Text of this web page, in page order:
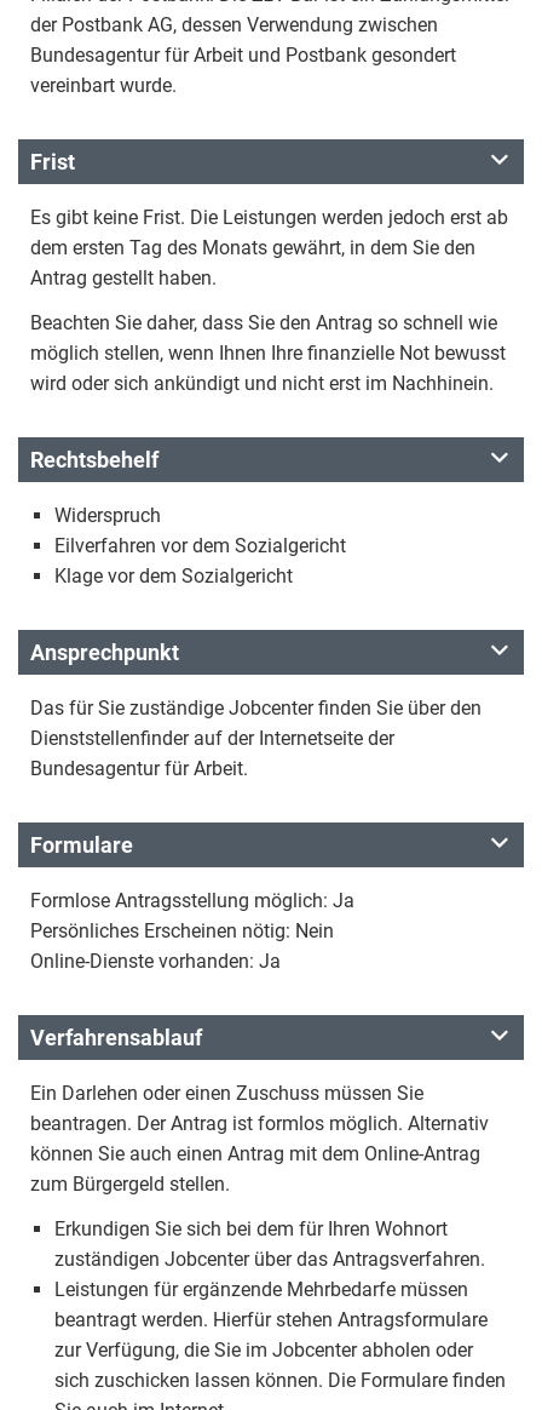
der Postbank AG, dessen Verwendung zwischen
Bundesagentur für Arbeit und Postbank gesondert
vereinbart wurde.
Frist
Es gibt keine Frist. Die Leistungen werden jedoch erst ab
dem ersten Tag des Monats gewährt, in dem Sie den
Antrag gestellt haben.
Beachten Sie daher, dass Sie den Antrag so schnell wie
möglich stellen, wenn Ihnen Ihre finanzielle Not bewusst
wird oder sich ankündigt und nicht erst im Nachhinein.
Rechtsbehelf
Widerspruch
Eilverfahren vor dem Sozialgericht
Klage vor dem Sozialgericht
Ansprechpunkt
Das für Sie zuständige Jobcenter finden Sie über den
Dienststellenfinder auf der Internetseite der
Bundesagentur für Arbeit.
Formulare
Formlose Antragsstellung möglich: Ja
Persönliches Erscheinen nötig: Nein
Online-Dienste vorhanden: Ja
Verfahrensablauf
Ein Darlehen oder einen Zuschuss müssen Sie
beantragen. Der Antrag ist formlos möglich. Alternativ
können Sie auch einen Antrag mit dem Online-Antrag
zum Bürgergeld stellen.
Erkundigen Sie sich bei dem für Ihren Wohnort
zuständigen Jobcenter über das Antragsverfahren.
Leistungen für ergänzende Mehrbedarfe müssen
beantragt werden. Hierfür stehen Antragsformulare
zur Verfügung, die Sie im Jobcenter abholen oder
sich zuschicken lassen können. Die Formulare finden